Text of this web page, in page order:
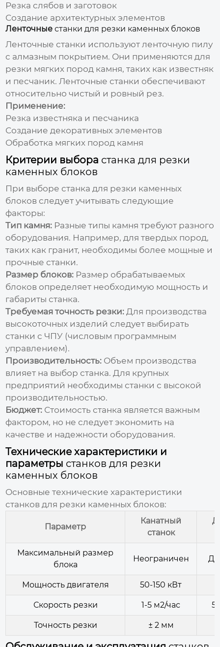
Резка слябов и заготовок
Создание архитектурных элементов
Ленточныестанки для резки каменных блоков
Ленточные станки используют ленточную пилу
с алмазным покрытием. Они применяются для
резки мягких пород камня, таких как известняк
и песчаник. Ленточные станки обеспечивают
относительно чистый и ровный рез.
Применение:
Резка известняка и песчаника
Создание декоративных элементов
Обработка мягких пород камня
Критерии выбора станка для резки
каменных блоков
При выборе станка для резки каменных
блоков следует учитывать следующие
факторы:
Тип камня: Разные типы камня требуют разного
оборудования. Например, для твердых пород,
таких как гранит, необходимы более мощные и
прочные станки.
Размер блоков: Размер обрабатываемых
блоков определяет необходимую мощность и
габариты станка.
Требуемая точность резки: Для производства
высокоточных изделий следует выбирать
станки с ЧПУ (числовым программным
управлением).
Производительность: Объем производства
влияет на выбор станка. Для крупных
предприятий необходимы станки с высокой
производительностью.
Бюджет: Стоимость станка является важным
фактором, но не следует экономить на
качестве и надежности оборудования.
Технические характеристики и
параметры станков для резки
каменных блоков
Основные технические характеристики
станков для резки каменных блоков:
Параметр
Канатный
станок
Максимальный размер
блока
Неограничен До
Мощность двигателя 50-150 кВт
Скорость резки 1-5 м2/час
Точность резки ± 2 мм